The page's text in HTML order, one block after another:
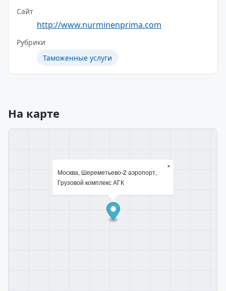
Сайт
http://www.nurminenprima.com
Рубрики
Таможенные услуги
На карте
Москва, Шереметьево-2 аэропорт,
Грузовой комплекс АГК
×